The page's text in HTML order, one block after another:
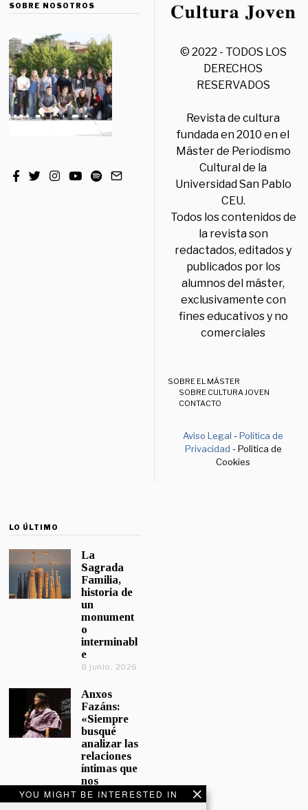
YOU MIGHT BE INTERESTED IN
SOBRE NOSOTROS
© 2022 - TODOS LOS
DERECHOS
RESERVADOS
Revista de cultura
fundada en 2010 en el
Máster de Periodismo
Cultural de la
Universidad San Pablo
CEU.
Todos los contenidos de
la revista son
redactados, editados y
publicados por los
alumnos del máster,
exclusivamente con
fines educativos y no
comerciales
SOBRE EL MÁSTER
SOBRE CULTURA JOVEN
CONTACTO
Aviso Legal -Política de
Privacidad - Política de
Cookies
LO ÚLTIMO
La
Sagrada
Familia,
historia de
un
monument
o
interminabl
e
8 junio, 2026
Anxos
Fazáns:
«Siempre
busqué
analizar las
relaciones
íntimas que
nos
afectan»